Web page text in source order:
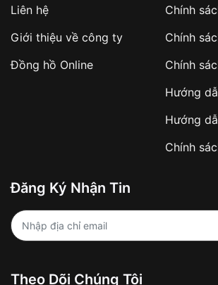
sản phẩm đặc biệt
hàng
Số tiền còn lại thanh toán khi
✔️ Đảm bảo xử lý đơn hàng
✔️ Hạn chế tình trạng hủy đơn
Từ khóa SEO:
Khách hàng được
Liên hệ
Giới thiệu về công ty
Đồng hồ Online
Chính
Chính
Chính
Hướng
Hướng
Chính
Đăng Ký Nhận Tin
Theo Dõi Chúng Tôi